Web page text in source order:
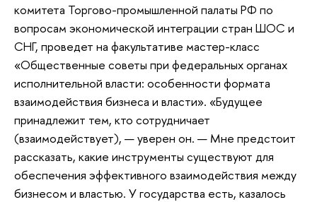
комитета Торгово-промышленной палаты РФ по
вопросам экономической интеграции стран ШОС и
СНГ, проведет на факультативе мастер-класс
«Общественные советы при федеральных органах
исполнительной власти: особенности формата
взаимодействия бизнеса и власти». «Будущее
принадлежит тем, кто сотрудничает
(взаимодействует), — уверен он. — Мне предстоит
рассказать, какие инструменты существуют для
обеспечения эффективного взаимодействия между
бизнесом и властью. У государства есть, казалось